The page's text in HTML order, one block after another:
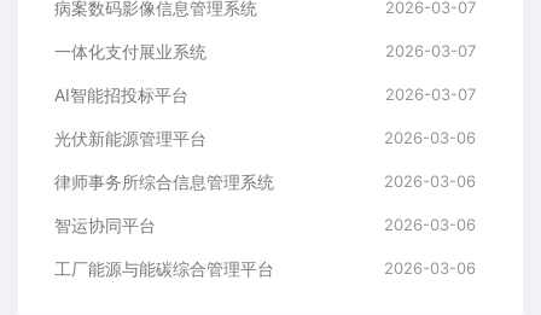
病案数码影像信息管理系统 2026-03-07
一体化支付展业系统 2026-03-07
AI智能招投标平台 2026-03-07
光伏新能源管理平台 2026-03-06
律师事务所综合信息管理系统 2026-03-06
智运协同平台 2026-03-06
工厂能源与能碳综合管理平台 2026-03-06